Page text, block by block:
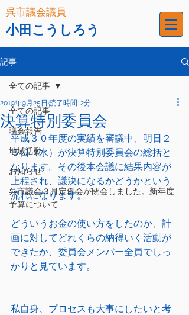
呉市議会議員
小田こうしろう
記事
全ての記事
議会報告
地域活動
お知らせ
呉市議会３月定例会が閉会しました。新年度
予算について
全ての記事
決算特別委員会
2019年9月25日 読了時間: 2分
平成３０年度の実績を審議中、明日２
５日（水）が決算特別委員会の総括と
なります。その後本会議に結果内容が
上程され、議決になるかどうかという
流れになります。
どういうお金の使い方をしたのか、計
画に対してどれくらの納得いく活動が
できたか、委員会メンバー全員でしっ
かりと見ています。
私自身、プロセスも大事にしたいと考